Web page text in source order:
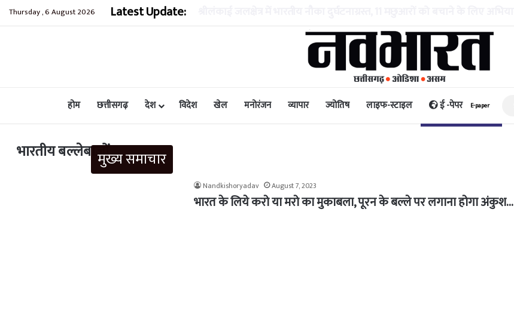
Thursday , 6 August 2026 Latest Update:
होम छत्तीसगढ़ देश विदेश खेल मनोरंजन व्यापार ज्योतिष लाइफ-स्टाइल ई -पेपर E-paper
भारतीय बल्लेबाजोंमुख्य समाचार
Nandkishoryadav August 7, 2023
भारत के लिये करो या मरो का मुकाबला, पूरन के बल्ले पर लगाना होगा अंकुश…